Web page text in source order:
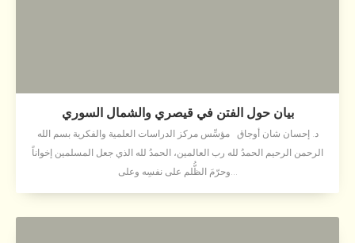
بيان حول الفتن في قيصري والشمال السوري
د. إحسان شان أوجاق مؤسِّس مركز الدراسات العلمية والفكرية بسم الله
الرحمن الرحيم الحمدُ لله رب العالمين، الحمدُ لله الذي جعل المسلمين إخواناً
وحرّمَ الظُّلم على نفسِه وعلى...